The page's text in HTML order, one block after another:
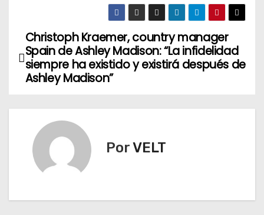
N
a
Christoph Kraemer, country manager
Spain de Ashley Madison: “La infidelidad
siempre ha existido y existirá después de
Ashley Madison”
PorVELT